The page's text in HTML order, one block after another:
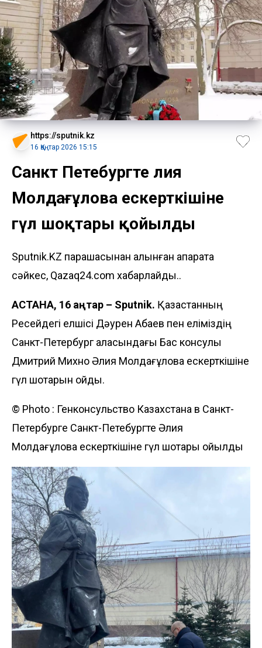
https://sputnik.kz
16 Қаңтар 2026 15:15
Санкт Петебургте Әлия
Молдағұлова ескерткішіне
гүл шоқтары қойылды
Sputnik.KZ парақшасынан алынған ақпаратқа
сәйкес, Qazaq24.com хабарлайды..
АСТАНА, 16 қаңтар – Sputnik. Қазақстанның
Ресейдегі елшісі Дәурен Абаев пен еліміздің
Санкт-Петербург қаласындағы Бас консулы
Дмитрий Михно Әлия Молдағұлова ескерткішіне
гүл шоқтарын қойды.
© Photo : Генконсульство Казахстана в Санкт-
Петербурге Санкт-Петебургте Әлия
Молдағұлова ескерткішіне гүл шоқтары қойылды